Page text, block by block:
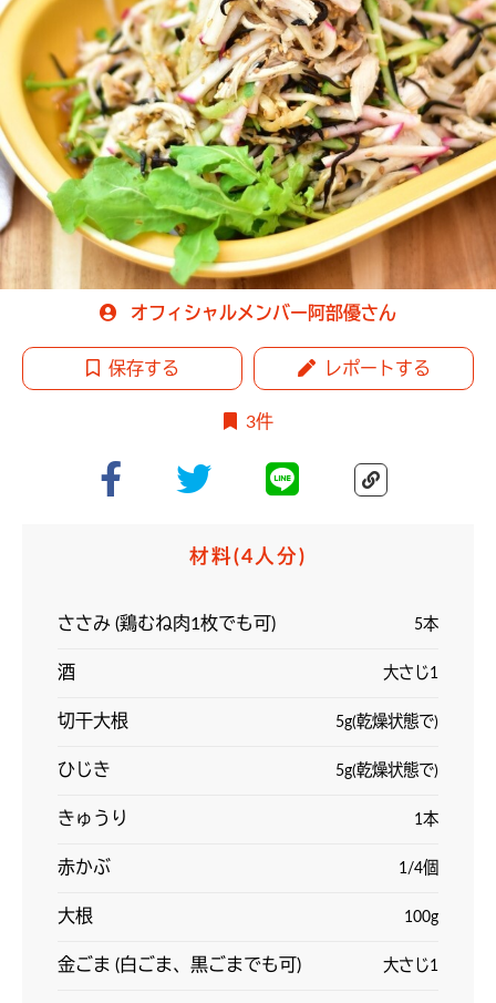
オフィシャルメンバー阿部優さん
保存する レポートする
3件
材料(4人分)
ささみ (鶏むね肉1枚でも可) 5本
酒 大さじ1
切干大根 5g(乾燥状態で)
ひじき 5g(乾燥状態で)
きゅうり 1本
赤かぶ 1/4個
大根 100g
金ごま (白ごま、黒ごまでも可) 大さじ1